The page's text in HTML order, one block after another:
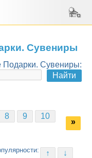
Сувениры
Подарки. Сувениры:
8 9
10
»
↑ ↓